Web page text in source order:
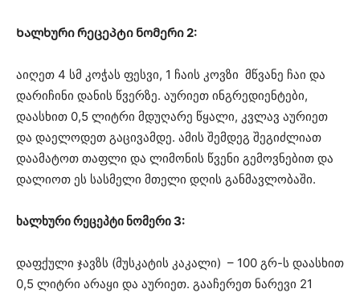
Ხალხური რეცეპტი ნომერი 2:
აიღეთ 4 სმ კოჭას ფესვი, 1 ჩაის კოვზი მწვანე ჩაი და
დარიჩინი დანის წვერზე. აურიეთ ინგრედიენტები,
დაასხით 0,5 ლიტრი მდუღარე წყალი, კვლავ აურიეთ
და დაელოდეთ გაცივამდე. ამის შემდეგ შეგიძლიათ
დაამატოთ თაფლი და ლიმონის წვენი გემოვნებით და
დალიოთ ეს სასმელი მთელი დღის განმავლობაში.
ხალხური რეცეპტი ნომერი 3:
დაფქული ჯავზს (მუსკატის კაკალი) – 100 გრ-ს დაასხით
0,5 ლიტრი არაყი და აურიეთ. გააჩერეთ ნარევი 21